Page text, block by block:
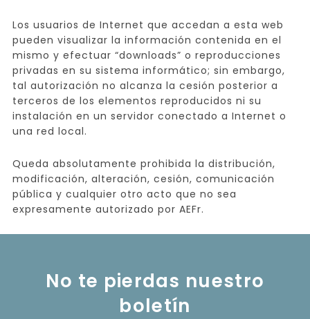
Los usuarios de Internet que accedan a esta web
pueden visualizar la información contenida en el
mismo y efectuar “downloads” o reproducciones
privadas en su sistema informático; sin embargo,
tal autorización no alcanza la cesión posterior a
terceros de los elementos reproducidos ni su
instalación en un servidor conectado a Internet o
una red local.
Queda absolutamente prohibida la distribución,
modificación, alteración, cesión, comunicación
pública y cualquier otro acto que no sea
expresamente autorizado por AEFr.
No te pierdas nuestro
boletín